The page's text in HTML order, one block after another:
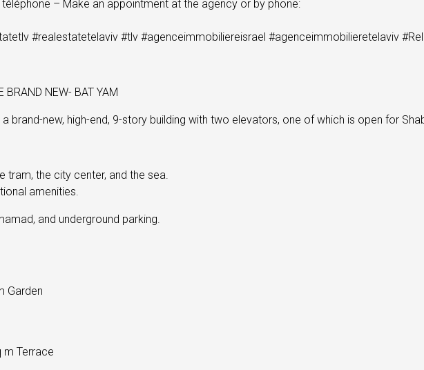
– Make an appointment at the agency or by phone:
#realestatetelaviv #tlv #agenceimmobiliereisrael #agenceimmobilieretelaviv
BRAND NEW- BAT YAM
brand-new, high-end, 9-story building with two elevators, one of which is open for
the city center, and the sea.
amenities.
and underground parking.
Garden
m Terrace